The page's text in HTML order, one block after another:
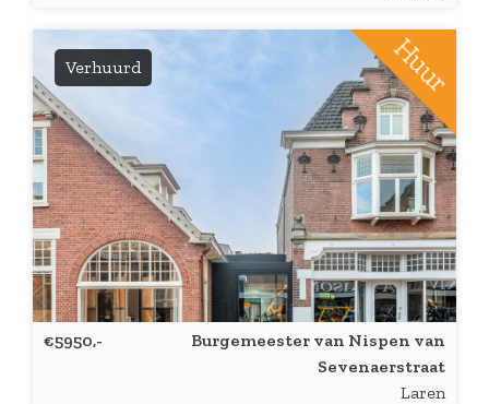
Burgemeester van Nispen van
Sevenaerstraat
Laren
€5950,-
Verhuurd